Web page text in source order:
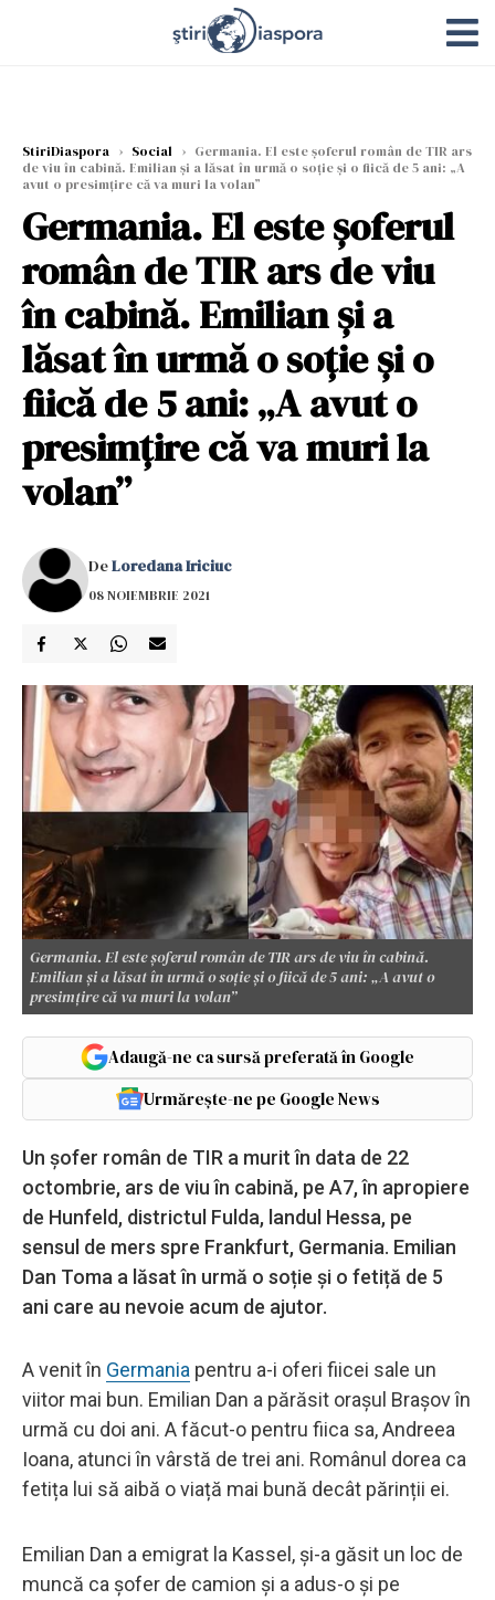
StiriDiaspora › Social › Germania. El este șoferul român de TIR ars
de viu în cabină. Emilian și a lăsat în urmă o soție și o fiică de 5 ani: „A
avut o presimțire că va muri la volan”
Germania. El este șoferul
român de TIR ars de viu
în cabină. Emilian și a
lăsat în urmă o soție și o
fiică de 5 ani: „A avut o
presimțire că va muri la
volan”
DeLoredana Iriciuc
08 NOIEMBRIE 2021
Germania. El este șoferul român de TIR ars de viu în cabină.
Emilian și a lăsat în urmă o soție și o fiică de 5 ani: „A avut o
presimțire că va muri la volan”
Adaugă-ne ca sursă preferată în Google
Urmărește-ne pe Google News
Un șofer român de TIR a murit în data de 22
octombrie, ars de viu în cabină, pe A7, în apropiere
de Hunfeld, districtul Fulda, landul Hessa, pe
sensul de mers spre Frankfurt, Germania. Emilian
Dan Toma a lăsat în urmă o soție și o fetiță de 5
ani care au nevoie acum de ajutor.
A venit în Germania pentru a-i oferi fiicei sale un
viitor mai bun. Emilian Dan a părăsit orașul Brașov în
urmă cu doi ani. A făcut-o pentru fiica sa, Andreea
Ioana, atunci în vârstă de trei ani. Românul dorea ca
fetița lui să aibă o viață mai bună decât părinții ei.
Emilian Dan a emigrat la Kassel, și-a găsit un loc de
muncă ca șofer de camion și a adus-o și pe